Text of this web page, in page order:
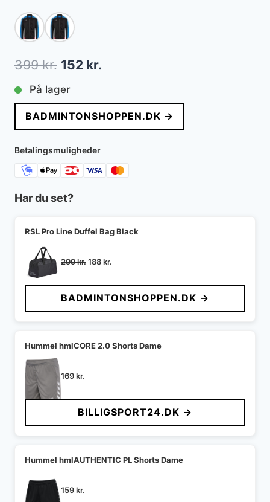
399kr. Den
oprindelige
pris
var:
399 kr..
152 kr.
pris
er:
På lager
BADMINTONSHOPPEN.DK →
Betalingsmuligheder
Har du set?
RSL Pro Line Duffel Bag Black
299kr.Den
pris
var:
299 kr..
188kr.
pris
er:
188 kr..
BADMINTONSHOPPEN.DK →
Hummel hmlCORE 2.0 Shorts Dame
169kr.
BILLIGSPORT24.DK →
Hummel hmlAUTHENTIC PL Shorts Dame
159kr.